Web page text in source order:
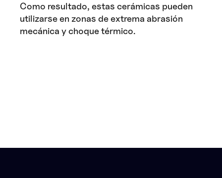
Como resultado, estas cerámicas pueden
utilizarse en zonas de extrema abrasión
mecánica y choque térmico.